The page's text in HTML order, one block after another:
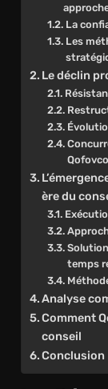
La
Les
Le déclin
ère du
temps
Analyse
Comment
conseil
Conclusion